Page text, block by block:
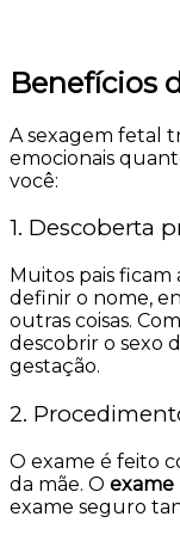
Benefícios
A sexagem fetal
emocionais
você:
1. Descoberta
Muitos pais ficam
definir o nome,
outras coisas.
descobrir o sexo
gestação.
2.
O exame é feito
da mãe. O exame
exame seguro